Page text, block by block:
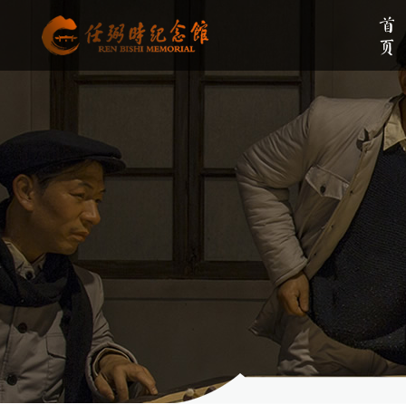
首页
单位简介